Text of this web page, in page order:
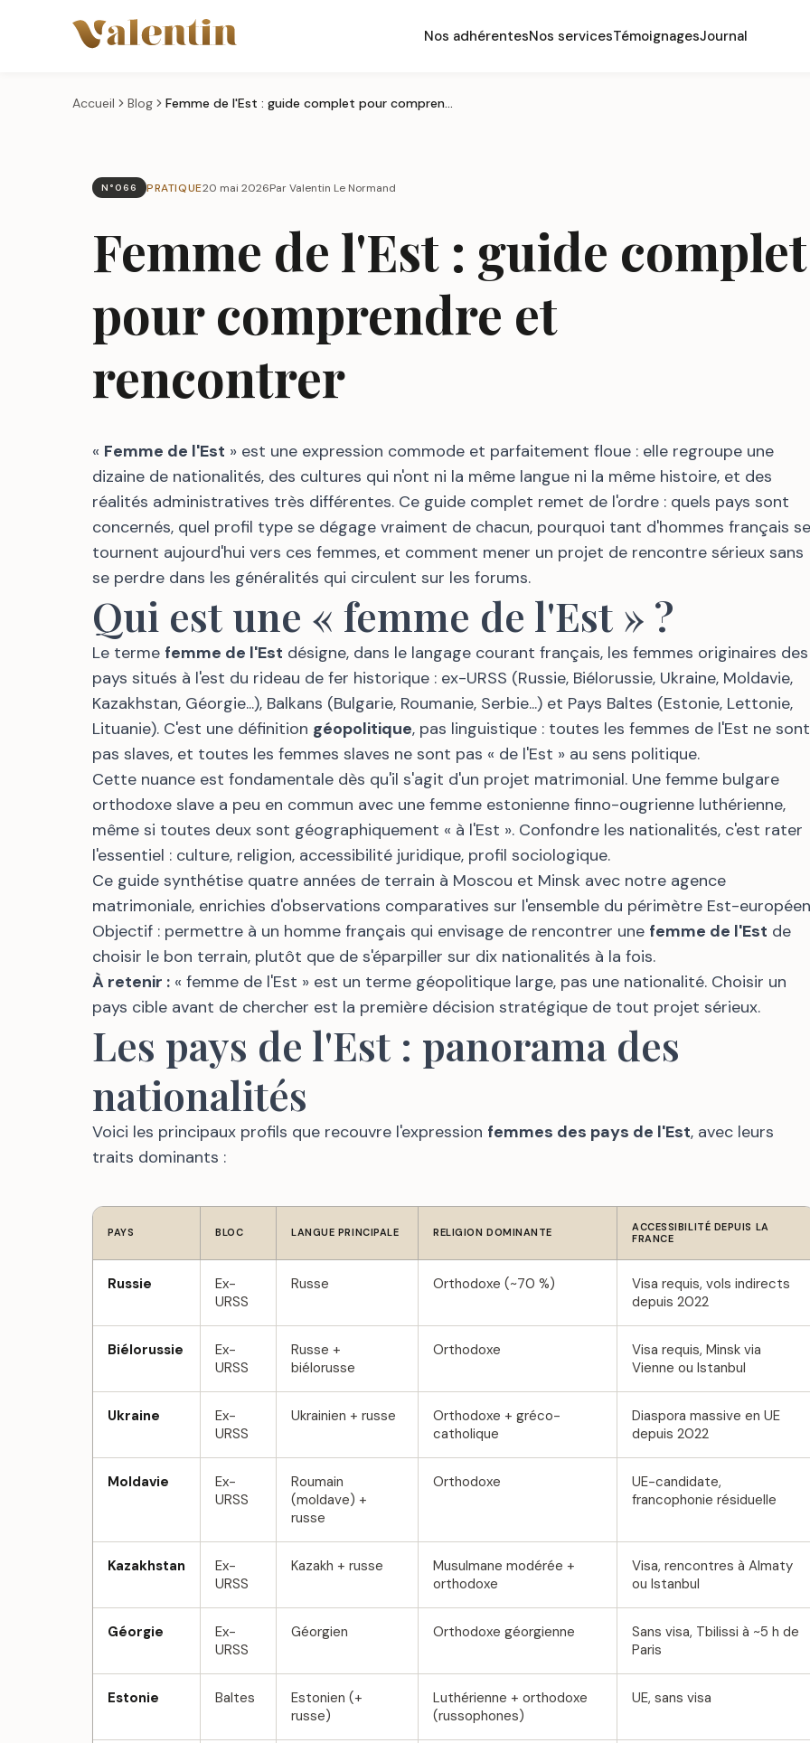
Nos adhérentesNos servicesTémoignagesJournal
Accueil Blog Femme de l'Est : guide complet pour comprendre et rencontrer
N°066 PRATIQUE20 mai 2026Par Valentin Le Normand
Femme de l'Est : guide complet
pour comprendre et
rencontrer
« Femme de l'Est » est une expression commode et parfaitement floue : elle regroupe une
dizaine de nationalités, des cultures qui n'ont ni la même langue ni la même histoire, et des
réalités administratives très différentes. Ce guide complet remet de l'ordre : quels pays sont
concernés, quel profil type se dégage vraiment de chacun, pourquoi tant d'hommes français se
tournent aujourd'hui vers ces femmes, et comment mener un projet de rencontre sérieux sans
se perdre dans les généralités qui circulent sur les forums.
Qui est une « femme de l'Est » ?
Le terme femme de l'Est désigne, dans le langage courant français, les femmes originaires des
pays situés à l'est du rideau de fer historique : ex-URSS (Russie, Biélorussie, Ukraine, Moldavie,
Kazakhstan, Géorgie...), Balkans (Bulgarie, Roumanie, Serbie...) et Pays Baltes (Estonie, Lettonie,
Lituanie). C'est une définition géopolitique, pas linguistique : toutes les femmes de l'Est ne sont
pas slaves, et toutes les femmes slaves ne sont pas « de l'Est » au sens politique.
Cette nuance est fondamentale dès qu'il s'agit d'un projet matrimonial. Une femme bulgare
orthodoxe slave a peu en commun avec une femme estonienne finno-ougrienne luthérienne,
même si toutes deux sont géographiquement « à l'Est ». Confondre les nationalités, c'est rater
l'essentiel : culture, religion, accessibilité juridique, profil sociologique.
Ce guide synthétise quatre années de terrain à Moscou et Minsk avec notre agence
matrimoniale, enrichies d'observations comparatives sur l'ensemble du périmètre Est-
Objectif : permettre à un homme français qui envisage de rencontrer une femme de l'Est de
choisir le bon terrain, plutôt que de s'éparpiller sur dix nationalités à la fois.
À retenir : « femme de l'Est » est un terme géopolitique large, pas une nationalité. Choisir un
pays cible avant de chercher est la première décision stratégique de tout projet sérieux.
Les pays de l'Est : panorama des
nationalités
Voici les principaux profils que recouvre l'expression femmes des pays de l'Est, avec leurs
traits dominants :
PAYS BLOC LANGUE PRINCIPALE RELIGION DOMINANTE
ACCESSIBILITÉ DEPUIS LA
FRANCE
Russie
Ex-
URSS
Russe Orthodoxe (~70 %)
Visa requis, vols indirects
depuis 2022
Biélorussie
Ex-
URSS
Russe +
biélorusse
Orthodoxe
Visa requis, Minsk via
Vienne ou Istanbul
Ukraine
Ex-
URSS
Ukrainien + russe
Orthodoxe + gréco-
catholique
Diaspora massive en UE
depuis 2022
Moldavie
Ex-
URSS
Roumain
(moldave) +
russe
Orthodoxe
UE-candidate,
francophonie résiduelle
Kazakhstan
Ex-
URSS
Kazakh + russe
Musulmane modérée +
orthodoxe
Visa, rencontres à Almaty
ou Istanbul
Géorgie
Ex-
URSS
Géorgien Orthodoxe géorgienne
Sans visa, Tbilissi à ~5 h de
Paris
Estonie Baltes
Estonien (+
russe)
Luthérienne + orthodoxe
(russophones)
UE, sans visa